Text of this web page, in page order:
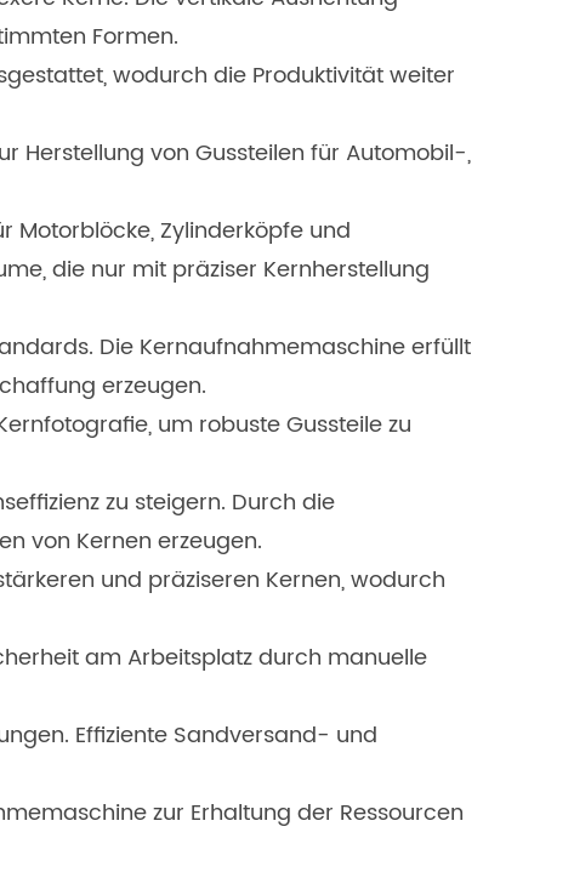
Formen.
wodurch die Produktivität weiter
Herstellung von Gussteilen für Automobil-,
Motorblöcke, Zylinderköpfe und
die nur mit präziser Kernherstellung
Die Kernaufnahmemaschine erfüllt
erzeugen.
um robuste Gussteile zu
zu steigern. Durch die
von Kernen erzeugen.
und präziseren Kernen, wodurch
am Arbeitsplatz durch manuelle
Effiziente Sandversand- und
zur Erhaltung der Ressourcen